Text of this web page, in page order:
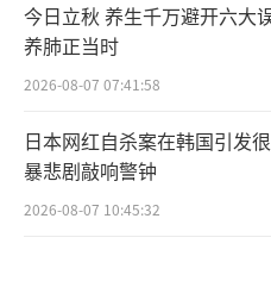
今日立秋 养生千万避开六大
养肺正当时
2026-08-07 07:41:58
日本网红自杀案在韩国引发
暴悲剧敲响警钟
2026-08-07 10:45:32